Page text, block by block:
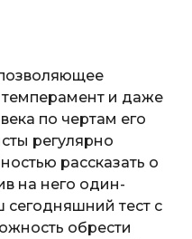
темперамент и даже
по чертам его
регулярно
рассказать о
на него один-
сегодняшний тест с
обрести